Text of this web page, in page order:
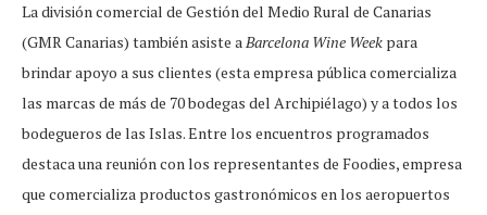
La división comercial de Gestión del Medio Rural de Canarias
(GMR Canarias) también asiste aBarcelona Wine Week para
brindar apoyo a sus clientes (esta empresa pública comercializa
las marcas de más de 70 bodegas del Archipiélago) y a todos los
bodegueros de las Islas. Entre los encuentros programados
destaca una reunión con los representantes de Foodies, empresa
que comercializa productos gastronómicos en los aeropuertos